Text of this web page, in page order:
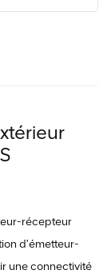
récepteur
d'émetteur-
une connectivité